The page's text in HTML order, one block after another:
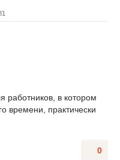
работников, в котором
времени, практически
0